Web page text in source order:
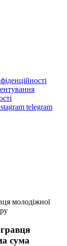
telegram
молодіжної
сума